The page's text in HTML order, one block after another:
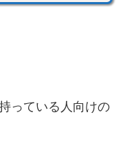
っている人向けの